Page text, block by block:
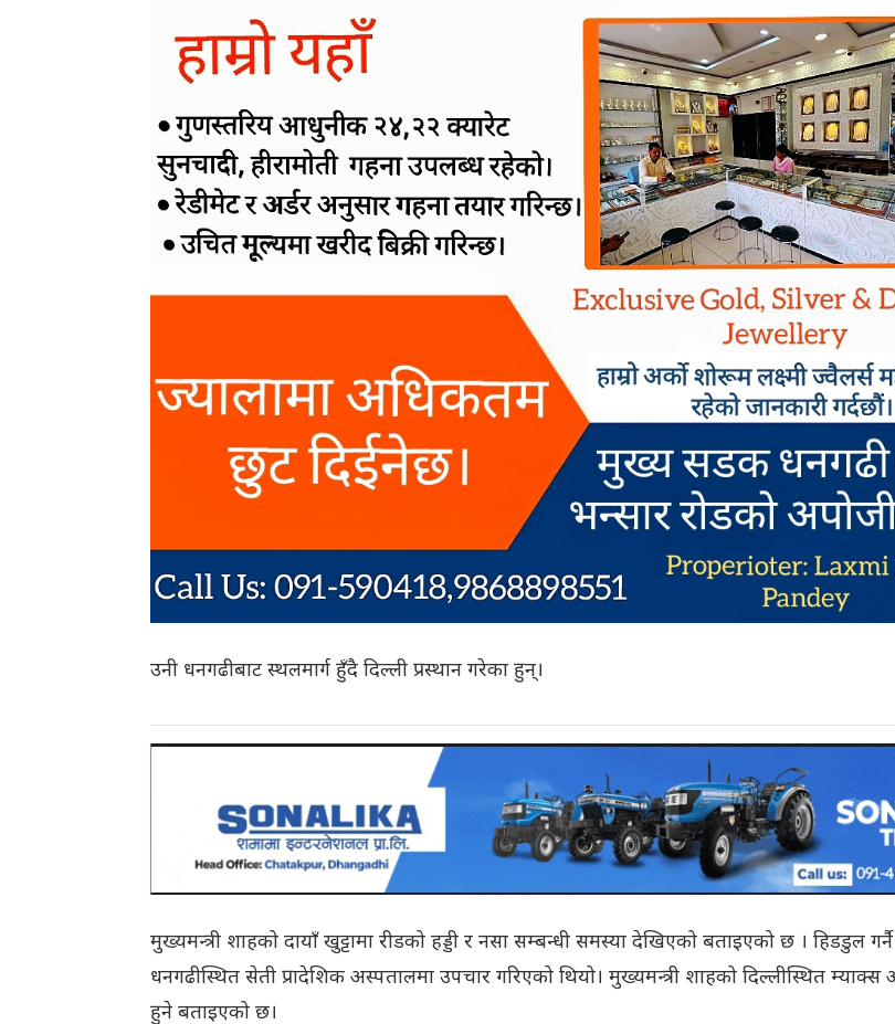
उनी धनगढीबाट स्थलमार्ग हुँदै दिल्ली प्रस्थान गरेका हुन्।
मुख्यमन्त्री शाहको दायाँ खुट्टामा रीडको हड्डी र नसा सम्बन्धी समस्या देखिएको बताइएको छ । हिडडुल
धनगढीस्थित सेती प्रादेशिक अस्पतालमा उपचार गरिएको थियो। मुख्यमन्त्री शाहको दिल्लीस्थित
हुने बताइएको छ।